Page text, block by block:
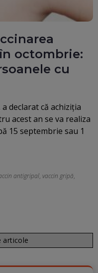
octombrie:
cu
declarat că achiziţia
acest an se va realiza
15 septembrie sau 1
antigripal, vaccin gripă,
articole